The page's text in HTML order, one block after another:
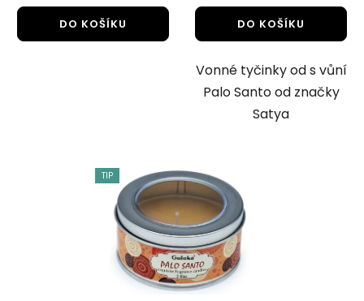
DO KOŠÍKU DO KOŠÍKU
Vonné tyčinky od s vůní
Palo Santo od značky
Satya
TIP